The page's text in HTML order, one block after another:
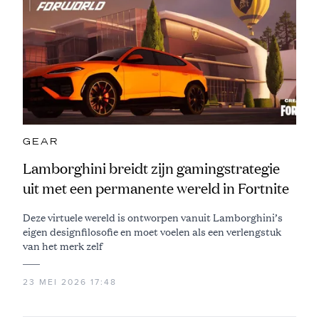
GEAR
Lamborghini breidt zijn gamingstrategie
uit met een permanente wereld in Fortnite
Deze virtuele wereld is ontworpen vanuit Lamborghini’s
eigen designfilosofie en moet voelen als een verlengstuk
van het merk zelf
23 MEI 2026 17:48